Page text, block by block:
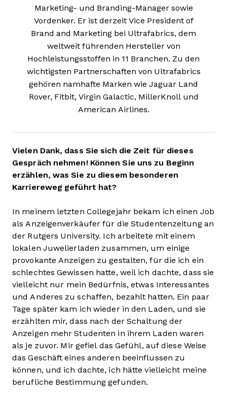
Marketing- und Branding-Manager sowie
Vordenker. Er ist derzeit Vice President of
Brand and Marketing bei Ultrafabrics, dem
weltweit führenden Hersteller von
Hochleistungsstoffen in 11 Branchen. Zu den
wichtigsten Partnerschaften von Ultrafabrics
gehören namhafte Marken wie Jaguar Land
Rover, Fitbit, Virgin Galactic, MillerKnoll und
American Airlines.
Vielen Dank, dass Sie sich die Zeit für dieses
Gespräch nehmen! Können Sie uns zu Beginn
erzählen, was Sie zu diesem besonderen
Karriereweg geführt hat?
In meinem letzten Collegejahr bekam ich einen Job
als Anzeigenverkäufer für die Studentenzeitung an
der Rutgers University. Ich arbeitete mit einem
lokalen Juwelierladen zusammen, um einige
provokante Anzeigen zu gestalten, für die ich ein
schlechtes Gewissen hatte, weil ich dachte, dass sie
vielleicht nur mein Bedürfnis, etwas Interessantes
und Anderes zu schaffen, bezahlt hatten. Ein paar
Tage später kam ich wieder in den Laden, und sie
erzählten mir, dass nach der Schaltung der
Anzeigen mehr Studenten in ihrem Laden waren
als je zuvor. Mir gefiel das Gefühl, auf diese Weise
das Geschäft eines anderen beeinflussen zu
können, und ich dachte, ich hätte vielleicht meine
berufliche Bestimmung gefunden.